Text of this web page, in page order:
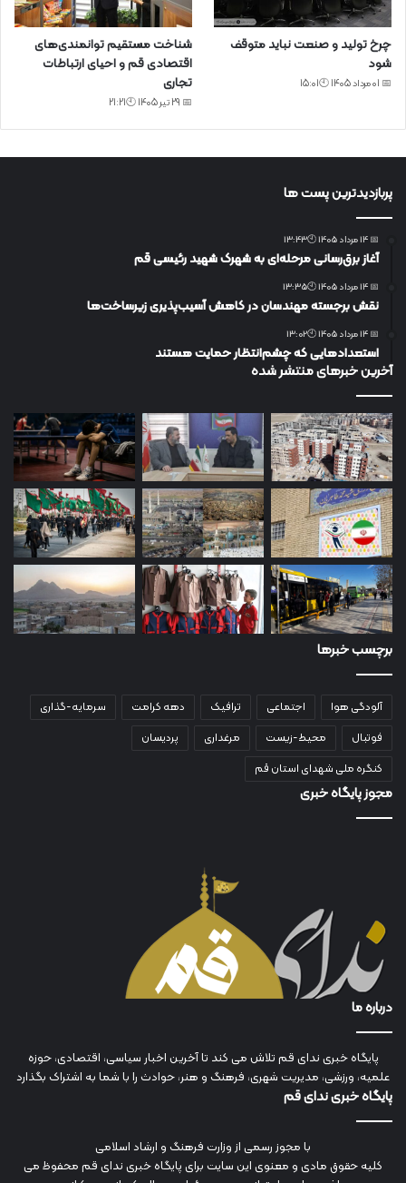
چرخ تولید و صنعت نباید متوقف
شود
📅 01 مرداد 1405 🕙15:01
شناخت مستقیم توانمندی‌های
اقتصادی قم و احیای ارتباطات
تجاری
📅 29 تیر 1405 🕙21:21
پربازدیدترین پست ها
📅 14 مرداد 1405 🕙13:43
آغاز برق‌رسانی مرحله‌ای به شهرک شهید رئیسی قم
📅 14 مرداد 1405 🕙13:35
نقش برجسته مهندسان در کاهش آسیب‌پذیری زیرساخت‌ها
📅 14 مرداد 1405 🕙13:02
استعدادهایی که چشم‌انتظار حمایت هستند
آخرین خبرهای منتشر شده
برچسب خبرها
آلودگی هوا اجتماعی ترافیک دهه کرامت
سرمایه-گذاری
فوتبال
محیط-زیست مرغداری
پردیسان
کنگره ملی شهدای استان قم
مجوز پایگاه خبری
درباره ما
پایگاه خبری ندای قم تلاش می کند تا آخرین اخبار سیاسی، اقتصادی، حوزه
علمیه، ورزشی، مدیریت شهری، فرهنگ و هنر، حوادث را با شما به اشتراک بگذارد
پایگاه خبری ندای قم
با مجوز رسمی از وزارت فرهنگ و ارشاد اسلامی
کلیه حقوق مادی و معنوی این سایت برای پایگاه خبری ندای قم محفوظ می